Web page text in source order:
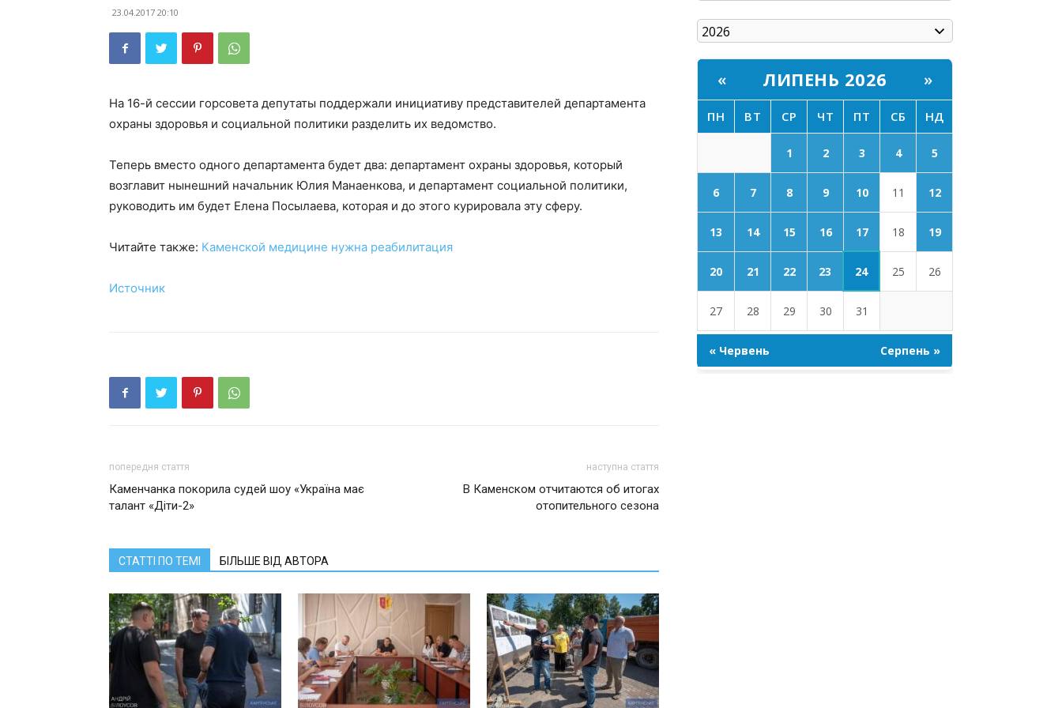
23.04.2017 20:10
На 16-й сессии горсовета депутаты поддержали инициативу представителей департамента
охраны здоровья и социальной политики разделить их ведомство.
Теперь вместо одного департамента будет два: департамент охраны здоровья, который
возглавит нынешний начальник Юлия Манаенкова, и департамент социальной политики,
руководить им будет Елена Посылаева, которая и до этого курировала эту сферу.
Читайте также: Каменской медицине нужна реабилитация
Источник
попередня стаття
Каменчанка покорила судей шоу «Україна має
талант «Діти-2»
наступна стаття
В Каменском отчитаются об итогах
отопительного сезона
СТАТТІ ПО ТЕМІ БІЛЬШЕ ВІД АВТОРА
« ЛИПЕНЬ 2026 »
ПН ВТ СР ЧТ ПТ СБ НД
1 2 3 4 5
6 7 8 9 10 11 12
13 14 15 16 17 18 19
20 21 22 23 24 25 26
27 28 29 30 31
« Червень Серпень »